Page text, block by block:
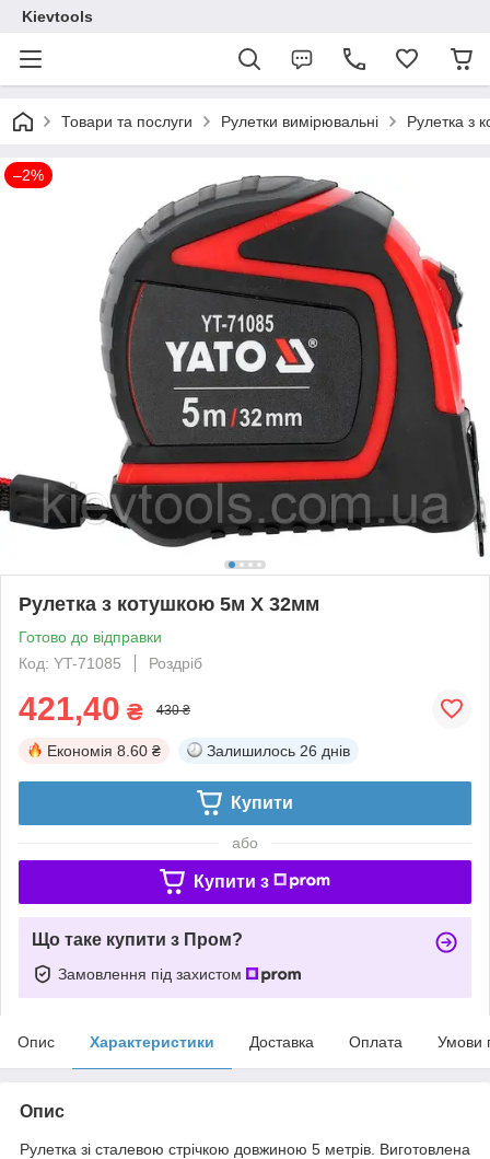
Kievtools
Товари та послуги Рулетки вимірювальні Рулетка з
–2%
Рулетка з котушкою 5м X 32мм
Готово до відправки
Код: YT-71085
Роздріб
421,40 ₴ 430 ₴
Економія 8.60 ₴ Залишилось 26 днів
Купити
або
Купити з
Що таке купити з Пром?
Замовлення під захистом
Опис Характеристики Доставка Оплата Умови
Опис
Рулетка зі сталевою стрічкою довжиною 5 метрів. Виготовлена